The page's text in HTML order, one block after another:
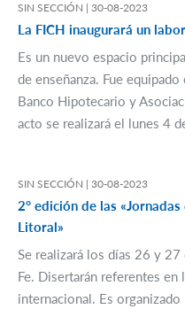
SIN SECCIÓN | 30-08-2023
La FICH inaugurará un
Es un nuevo espacio
de enseñanza. Fue
Banco Hipotecario y
acto se realizará el lunes 4
SIN SECCIÓN | 30-08-2023
2° edición de las
Litoral»
Se realizará los días 26 y 27
Fe. Disertarán referentes
internacional. Es